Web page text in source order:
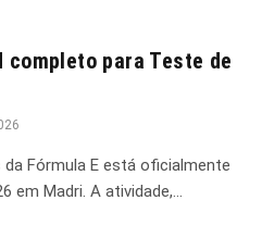
completo para Teste de
Fórmula E está oficialmente
em Madri. A atividade,…